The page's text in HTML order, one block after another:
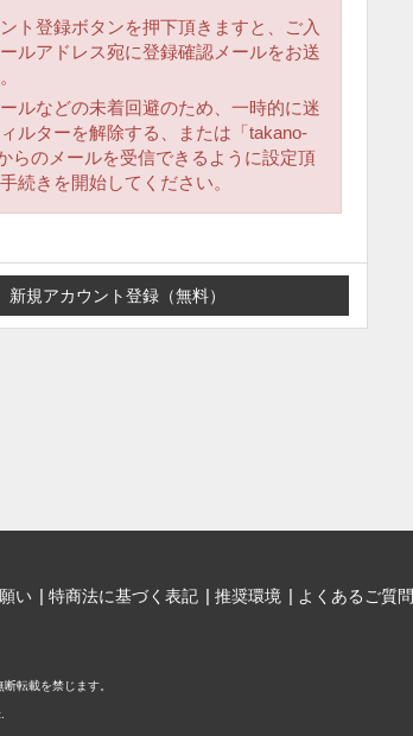
ト登録ボタンを押下頂きますと、ご入
ルアドレス宛に登録確認メールをお送
ルなどの未着回避のため、一時的に迷
ルターを解除する、または「takano-
らのメールを受信できるように設定頂
続きを開始してください。
い 特商法に基づく表記 推奨環境 よくあるご質問
転載を禁じます。